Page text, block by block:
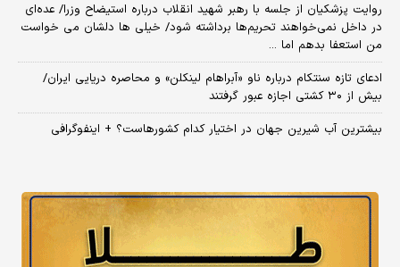
روایت پزشکیان از جلسه با رهبر شهید انقلاب درباره استیضاح وزرا/ عده‌ای
در داخل نمی‌خواهند تحریم‌ها برداشته شود/ خیلی ها دلشان می خواست
من استعفا بدهم اما ...
ادعای تازه سنتکام درباره ناو «آبراهام لینکلن» و محاصره دریایی ایران/
بیش از ۳۰ کشتی اجازه عبور گرفتند
بیشترین آب شیرین جهان در اختیار کدام کشورهاست؟ + اینفوگرافی